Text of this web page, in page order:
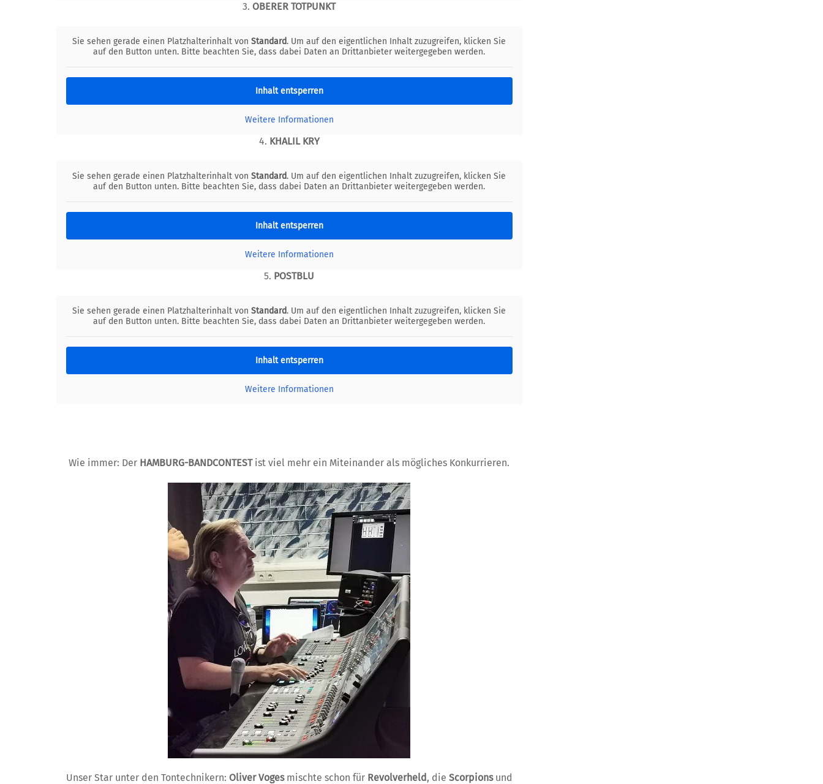
3. OBERER TOTPUNKT
Sie sehen gerade einen Platzhalterinhalt vonStandard. Um auf den eigentlichen Inhalt zuzugreifen, klicken Sie
auf den Button unten. Bitte beachten Sie, dass dabei Daten an Drittanbieter weitergegeben werden.
Inhalt entsperren
Weitere Informationen
4. KHALIL KRY
Sie sehen gerade einen Platzhalterinhalt vonStandard. Um auf den eigentlichen Inhalt zuzugreifen, klicken Sie
auf den Button unten. Bitte beachten Sie, dass dabei Daten an Drittanbieter weitergegeben werden.
Inhalt entsperren
Weitere Informationen
5. POSTBLU
Sie sehen gerade einen Platzhalterinhalt vonStandard. Um auf den eigentlichen Inhalt zuzugreifen, klicken Sie
auf den Button unten. Bitte beachten Sie, dass dabei Daten an Drittanbieter weitergegeben werden.
Inhalt entsperren
Weitere Informationen
Wie immer: Der HAMBURG-BANDCONTESTist viel mehr ein Miteinander als mögliches Konkurrieren.
Unser Star unter den Tontechnikern: Oliver Vogesmischte schon für Revolverheld , die Scorpionsund